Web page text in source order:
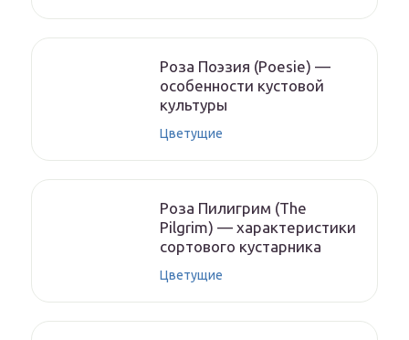
Роза Поэзия (Poesie) —
особенности кустовой
культуры
Цветущие
Роза Пилигрим (The
Pilgrim) — характеристики
сортового кустарника
Цветущие